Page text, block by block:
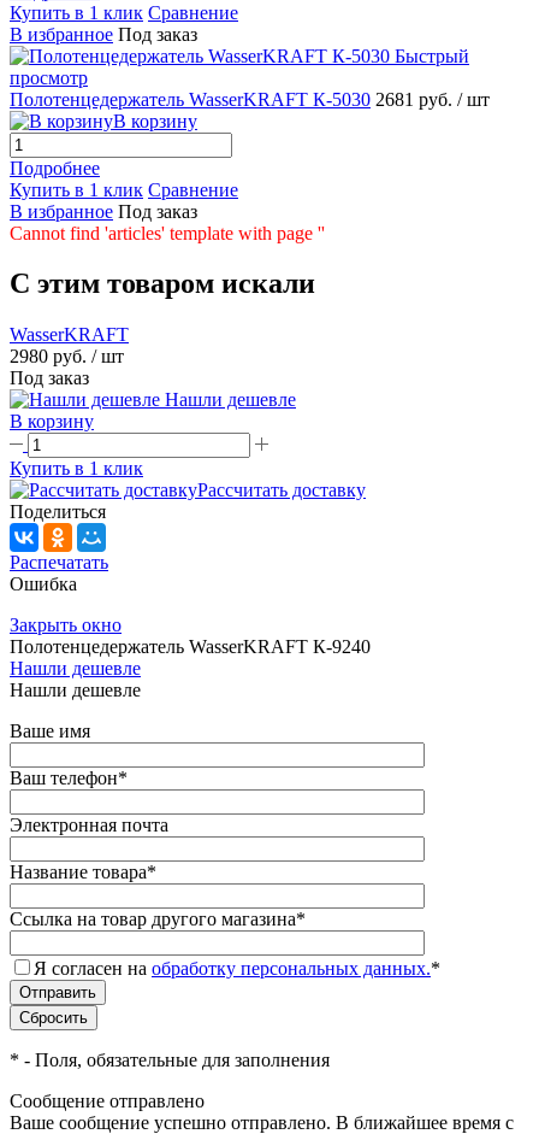
Купить в 1 клик Сравнение
В избранное Под заказ
Быстрый
просмотр
Полотенцедержатель WasserKRAFT К-5030 2681 руб. / шт
В корзину
Подробнее
Купить в 1 клик Сравнение
В избранное Под заказ
Cannot find 'articles' template with page ''
C этим товаром искали
WasserKRAFT
2980 руб. / шт
Под заказ
Нашли дешевле
В корзину
Купить в 1 клик
Рассчитать доставку
Поделиться
Распечатать
Ошибка
Закрыть окно
Полотенцедержатель WasserKRAFT К-9240
Нашли дешевле
Нашли дешевле
Ваше имя
Ваш телефон*
Электронная почта
Название товара*
Ссылка на товар другого магазина*
Я согласен на обработку персональных данных.*
* - Поля, обязательные для заполнения
Сообщение отправлено
Ваше сообщение успешно отправлено. В ближайшее время с